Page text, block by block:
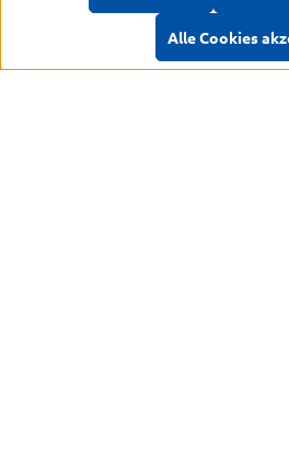
Kontakt
Werkzeugleiste anzeigen
Alle Cookies